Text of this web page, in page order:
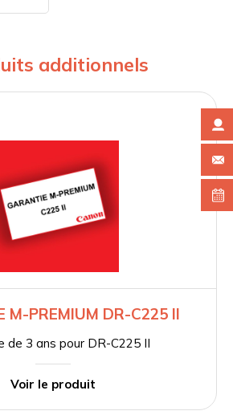
additionnels
M-PREMIUM DR-C225 II
de 3 ans pour DR-C225 II
Voir le produit